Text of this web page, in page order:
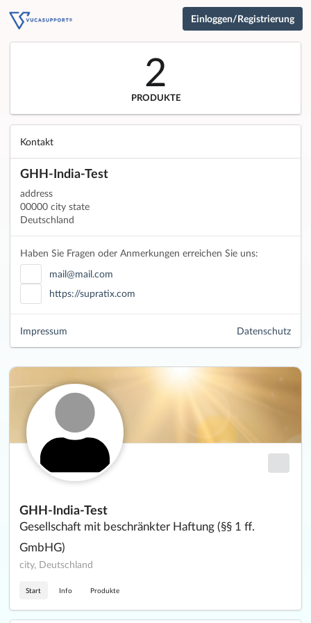
Einloggen/Registrierung
GHH-India-Test
Gesellschaft mit beschränkter Haftung (§§ 1 ff.
GmbHG)
city, Deutschland
Start Info Produkte
2
PRODUKTE
Kontakt
GHH-India-Test
address
00000 city state
Deutschland
Haben Sie Fragen oder Anmerkungen erreichen Sie uns:
mail@mail.com
https://supratix.com
Datenschutz
Impressum